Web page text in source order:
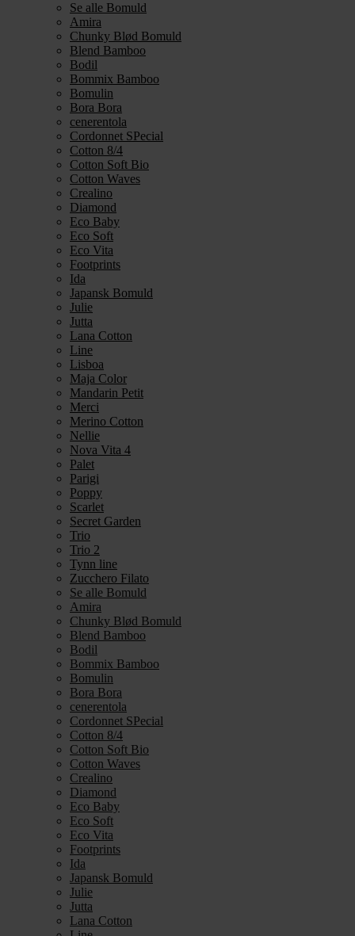
Se alle Bomuld
Amira
Chunky Blød Bomuld
Blend Bamboo
Bodil
Bommix Bamboo
Bomulin
Bora Bora
cenerentola
Cordonnet SPecial
Cotton 8/4
Cotton Soft Bio
Cotton Waves
Crealino
Diamond
Eco Baby
Eco Soft
Eco Vita
Footprints
Ida
Japansk Bomuld
Julie
Jutta
Lana Cotton
Line
Lisboa
Maja Color
Mandarin Petit
Merci
Merino Cotton
Nellie
Nova Vita 4
Palet
Parigi
Poppy
Scarlet
Secret Garden
Trio
Trio 2
Tynn line
Zucchero Filato
Se alle Bomuld
Amira
Chunky Blød Bomuld
Blend Bamboo
Bodil
Bommix Bamboo
Bomulin
Bora Bora
cenerentola
Cordonnet SPecial
Cotton 8/4
Cotton Soft Bio
Cotton Waves
Crealino
Diamond
Eco Baby
Eco Soft
Eco Vita
Footprints
Ida
Japansk Bomuld
Julie
Jutta
Lana Cotton